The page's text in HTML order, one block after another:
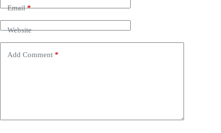
Email*
Website
Add Comment *